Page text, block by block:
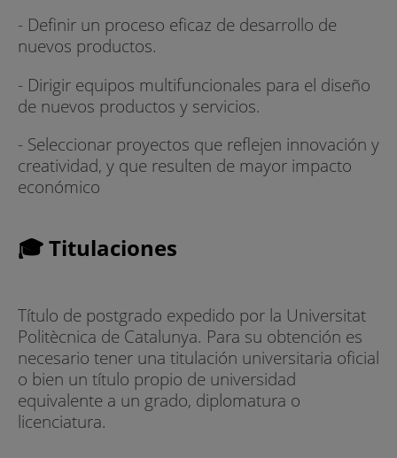
- Definir un proceso eficaz de desarrollo de
nuevos productos.
- Dirigir equipos multifuncionales para el diseño
de nuevos productos y servicios.
- Seleccionar proyectos que reflejen innovación y
creatividad, y que resulten de mayor impacto
económico
🎓 Titulaciones
Título de postgrado expedido por la Universitat
Politècnica de Catalunya. Para su obtención es
necesario tener una titulación universitaria oficial
o bien un título propio de universidad
equivalente a un grado, diplomatura o
licenciatura.